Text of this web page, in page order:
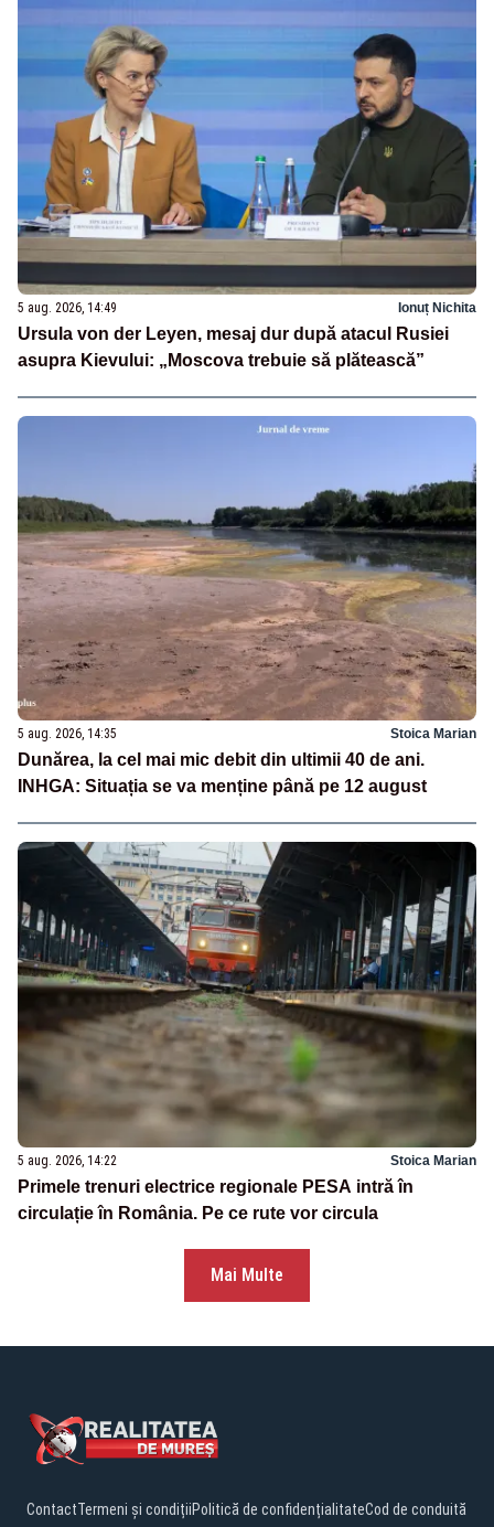
5 aug. 2026, 14:49 Ionuț Nichita
Ursula von der Leyen, mesaj dur după atacul Rusiei
asupra Kievului: „Moscova trebuie să plătească”
5 aug. 2026, 14:35 Stoica Marian
Dunărea, la cel mai mic debit din ultimii 40 de ani.
INHGA: Situația se va menține până pe 12 august
5 aug. 2026, 14:22 Stoica Marian
Primele trenuri electrice regionale PESA intră în
circulație în România. Pe ce rute vor circula
Mai Multe
ContactTermeni și condițiiPolitică de confidențialitateCod de conduită